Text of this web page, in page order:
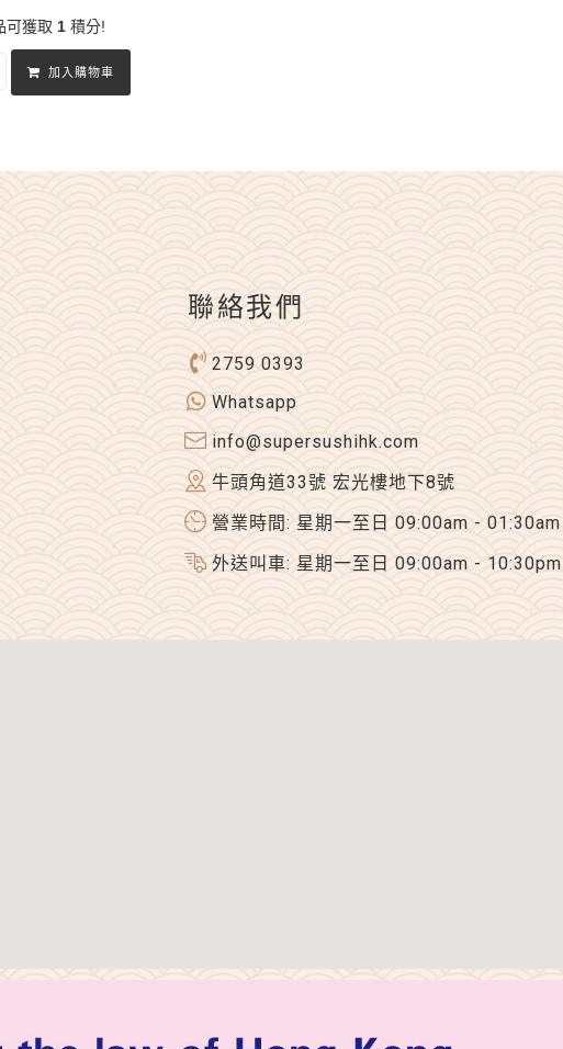
可獲取 1 積分!
加入購物車
聯絡我們
2759 0393
Whatsapp
info@supersushihk.com
牛頭角道33號 宏光樓地下8號
營業時間: 星期一至日 09:00am - 01:30am
外送叫車: 星期一至日 09:00am - 10:30pm